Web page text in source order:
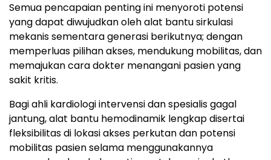
Semua pencapaian penting ini menyoroti potensi
yang dapat diwujudkan oleh alat bantu sirkulasi
mekanis sementara generasi berikutnya; dengan
memperluas pilihan akses, mendukung mobilitas, dan
memajukan cara dokter menangani pasien yang
sakit kritis.
Bagi ahli kardiologi intervensi dan spesialis gagal
jantung, alat bantu hemodinamik lengkap disertai
fleksibilitas di lokasi akses perkutan dan potensi
mobilitas pasien selama menggunakannya